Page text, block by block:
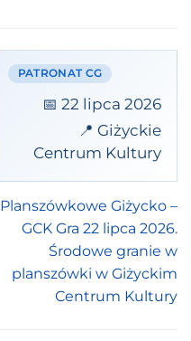
PATRONAT CG
📅 22 lipca 2026
📍 Giżyckie
Centrum Kultury
Planszówkowe Giżycko –
GCK Gra 22 lipca 2026.
Środowe granie w
planszówki w Giżyckim
Centrum Kultury